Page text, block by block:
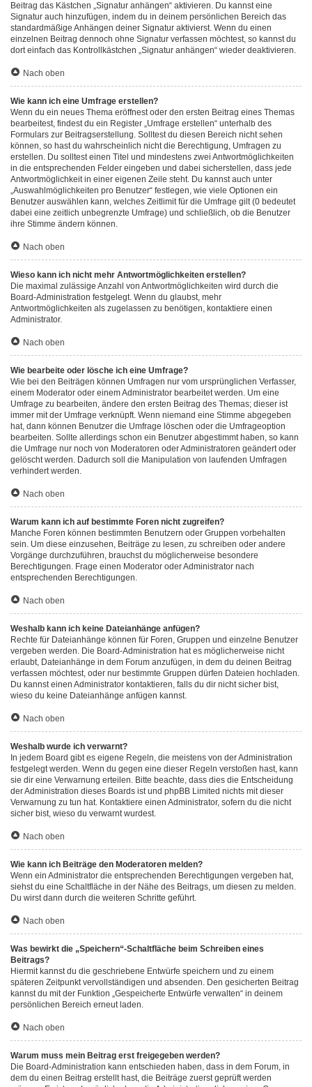
Beitrag das Kästchen „Signatur anhängen“ aktivieren. Du kannst eine
Signatur auch hinzufügen, indem du in deinem persönlichen Bereich das
standardmäßige Anhängen deiner Signatur aktivierst. Wenn du einen
einzelnen Beitrag dennoch ohne Signatur verfassen möchtest, so kannst du
dort einfach das Kontrollkästchen „Signatur anhängen“ wieder deaktivieren.
Nach oben
Wie kann ich eine Umfrage erstellen?
Wenn du ein neues Thema eröffnest oder den ersten Beitrag eines Themas
bearbeitest, findest du ein Register „Umfrage erstellen“ unterhalb des
Formulars zur Beitragserstellung. Solltest du diesen Bereich nicht sehen
können, so hast du wahrscheinlich nicht die Berechtigung, Umfragen zu
erstellen. Du solltest einen Titel und mindestens zwei Antwortmöglichkeiten
in die entsprechenden Felder eingeben und dabei sicherstellen, dass jede
Antwortmöglichkeit in einer eigenen Zeile steht. Du kannst auch unter
„Auswahlmöglichkeiten pro Benutzer“ festlegen, wie viele Optionen ein
Benutzer auswählen kann, welches Zeitlimit für die Umfrage gilt (0 bedeutet
dabei eine zeitlich unbegrenzte Umfrage) und schließlich, ob die Benutzer
ihre Stimme ändern können.
Nach oben
Wieso kann ich nicht mehr Antwortmöglichkeiten erstellen?
Die maximal zulässige Anzahl von Antwortmöglichkeiten wird durch die
Board-Administration festgelegt. Wenn du glaubst, mehr
Antwortmöglichkeiten als zugelassen zu benötigen, kontaktiere einen
Administrator.
Nach oben
Wie bearbeite oder lösche ich eine Umfrage?
Wie bei den Beiträgen können Umfragen nur vom ursprünglichen Verfasser,
einem Moderator oder einem Administrator bearbeitet werden. Um eine
Umfrage zu bearbeiten, ändere den ersten Beitrag des Themas; dieser ist
immer mit der Umfrage verknüpft. Wenn niemand eine Stimme abgegeben
hat, dann können Benutzer die Umfrage löschen oder die Umfrageoption
bearbeiten. Sollte allerdings schon ein Benutzer abgestimmt haben, so kann
die Umfrage nur noch von Moderatoren oder Administratoren geändert oder
gelöscht werden. Dadurch soll die Manipulation von laufenden Umfragen
verhindert werden.
Nach oben
Warum kann ich auf bestimmte Foren nicht zugreifen?
Manche Foren können bestimmten Benutzern oder Gruppen vorbehalten
sein. Um diese einzusehen, Beiträge zu lesen, zu schreiben oder andere
Vorgänge durchzuführen, brauchst du möglicherweise besondere
Berechtigungen. Frage einen Moderator oder Administrator nach
entsprechenden Berechtigungen.
Nach oben
Weshalb kann ich keine Dateianhänge anfügen?
Rechte für Dateianhänge können für Foren, Gruppen und einzelne Benutzer
vergeben werden. Die Board-Administration hat es möglicherweise nicht
erlaubt, Dateianhänge in dem Forum anzufügen, in dem du deinen Beitrag
verfassen möchtest, oder nur bestimmte Gruppen dürfen Dateien hochladen.
Du kannst einen Administrator kontaktieren, falls du dir nicht sicher bist,
wieso du keine Dateianhänge anfügen kannst.
Nach oben
Weshalb wurde ich verwarnt?
In jedem Board gibt es eigene Regeln, die meistens von der Administration
festgelegt werden. Wenn du gegen eine dieser Regeln verstoßen hast, kann
sie dir eine Verwarnung erteilen. Bitte beachte, dass dies die Entscheidung
der Administration dieses Boards ist und phpBB Limited nichts mit dieser
Verwarnung zu tun hat. Kontaktiere einen Administrator, sofern du die nicht
sicher bist, wieso du verwarnt wurdest.
Nach oben
Wie kann ich Beiträge den Moderatoren melden?
Wenn ein Administrator die entsprechenden Berechtigungen vergeben hat,
siehst du eine Schaltfläche in der Nähe des Beitrags, um diesen zu melden.
Du wirst dann durch die weiteren Schritte geführt.
Nach oben
Was bewirkt die „Speichern“-Schaltfläche beim Schreiben eines
Beitrags?
Hiermit kannst du die geschriebene Entwürfe speichern und zu einem
späteren Zeitpunkt vervollständigen und absenden. Den gesicherten Beitrag
kannst du mit der Funktion „Gespeicherte Entwürfe verwalten“ in deinem
persönlichen Bereich erneut laden.
Nach oben
Warum muss mein Beitrag erst freigegeben werden?
Die Board-Administration kann entschieden haben, dass in dem Forum, in
dem du einen Beitrag erstellt hast, die Beiträge zuerst geprüft werden